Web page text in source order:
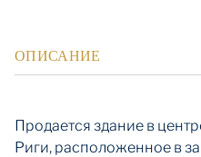
ОПИСАНИЕ
Продается здание в
Риги, расположенное в